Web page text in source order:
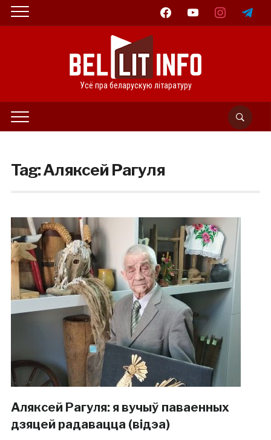
facebookyoutube instagramtelegram
Усё пра беларускую літаратуру
Tag:Аляксей Рагуля
Аляксей Рагуля: я вучыў паваенных
дзяцей радавацца (відэа)